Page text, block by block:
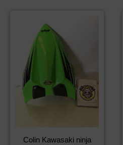
Colin Kawasaki ninja